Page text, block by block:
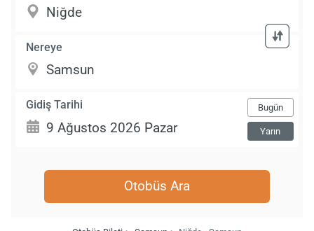
Nereye
Gidiş Tarihi Bugün
Yarın
Otobüs Ara